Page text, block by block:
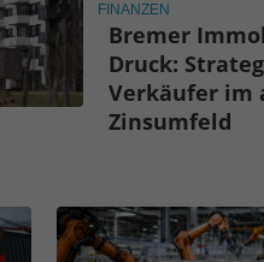
FINANZEN
Bremer
Druck:
Verkäufer im
Zinsumfeld